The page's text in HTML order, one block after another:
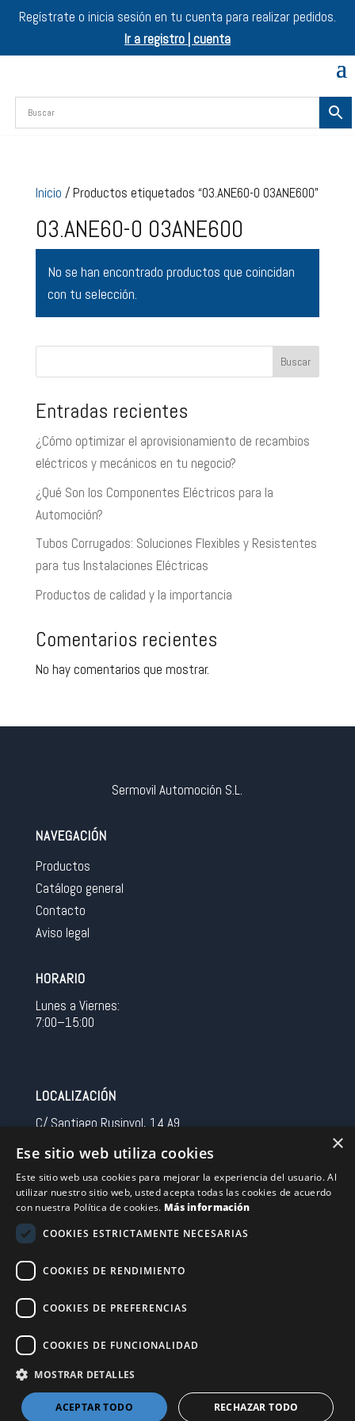
Regístrate o inicia sesión en tu cuenta para realizar pedidos.
Ir a registro | cuenta
Inicio / Productos etiquetados “03.ANE60-0 03ANE600”
03.ANE60-0 03ANE600
No se han encontrado productos que coincidan
con tu selección.
Buscar
Entradas recientes
¿Cómo optimizar el aprovisionamiento de recambios
eléctricos y mecánicos en tu negocio?
¿Qué Son los Componentes Eléctricos para la
Automoción?
Tubos Corrugados: Soluciones Flexibles y Resistentes
para tus Instalaciones Eléctricas
Productos de calidad y la importancia
Comentarios recientes
No hay comentarios que mostrar.
Sermovil Automoción S.L.
NAVEGACIÓN
Productos
Catálogo general
Contacto
Aviso legal
HORARIO
Lunes a Viernes:
7:00–15:00
LOCALIZACIÓN
C/ Santiago Rusinyol, 14 A9
Spain
CONTACTO
Tel 0034 93 713 37 30
sermovil@sertronic.es
Acceso intranet para representantes
×
Ese sitio web utiliza cookies
Este sitio web usa cookies para mejorar la experiencia del usuario. Al
utilizar nuestro sitio web, usted acepta todas las cookies de acuerdo
con nuestra Política de cookies. Más información
COOKIES ESTRICTAMENTE NECESARIAS
COOKIES DE RENDIMIENTO
COOKIES DE PREFERENCIAS
COOKIES DE FUNCIONALIDAD
MOSTRAR DETALLES
ACEPTAR TODO RECHAZAR TODO